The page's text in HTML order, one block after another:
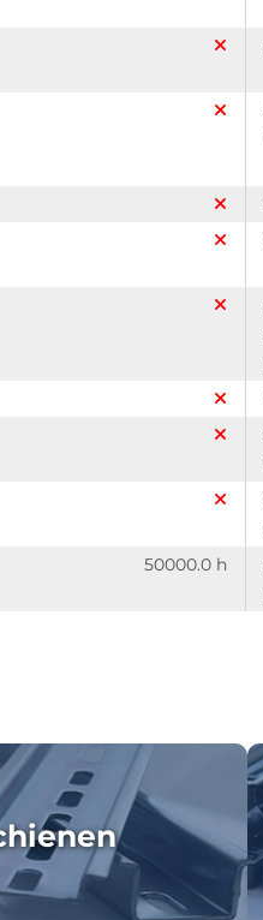
50000.0 h